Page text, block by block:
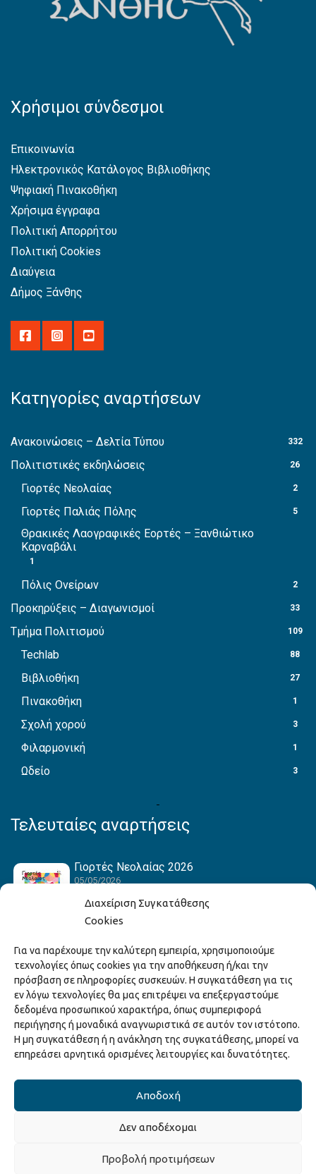
Διαχείριση Συγκατάθεσης
Cookies
Για να παρέχουμε την καλύτερη εμπειρία, χρησιμοποιούμε
τεχνολογίες όπως cookies για την αποθήκευση ή/και την
πρόσβαση σε πληροφορίες συσκευών. Η συγκατάθεση για τις
εν λόγω τεχνολογίες θα μας επιτρέψει να επεξεργαστούμε
δεδομένα προσωπικού χαρακτήρα, όπως συμπεριφορά
περιήγησης ή μοναδικά αναγνωριστικά σε αυτόν τον ιστότοπο.
Η μη συγκατάθεση ή η ανάκληση της συγκατάθεσης, μπορεί να
επηρεάσει αρνητικά ορισμένες λειτουργίες και δυνατότητες.
Αποδοχή
Δεν αποδέχομαι
Προβολή προτιμήσεων
Χρήσιμοι σύνδεσμοι
Επικοινωνία
Ηλεκτρονικός Κατάλογος Βιβλιοθήκης
Ψηφιακή Πινακοθήκη
Χρήσιμα έγγραφα
Πολιτική Απορρήτου
Πολιτική Cookies
Διαύγεια
Δήμος Ξάνθης
Κατηγορίες αναρτήσεων
Ανακοινώσεις – Δελτία Τύπου 332
Πολιτιστικές εκδηλώσεις 26
Γιορτές Νεολαίας 2
Γιορτές Παλιάς Πόλης 5
Θρακικές Λαογραφικές Εορτές – Ξανθιώτικο
Καρναβάλι
1
Πόλις Ονείρων 2
Προκηρύξεις – Διαγωνισμοί 33
Τμήμα Πολιτισμού 109
Techlab 88
Βιβλιοθήκη 27
Πινακοθήκη 1
Σχολή χορού 3
Φιλαρμονική 1
Ωδείο 3
Τελευταίες αναρτήσεις
Γιορτές Νεολαίας 2026
05/05/2026
Hack the Match: Γνωρίζοντας τα Αμερικανικά
Αθλήματα! Δημιουργώντας το Δικό σου
Game Story!
22/04/2026
Ξάνθη – Πόλις Ονείρων Μουσικών Σχολείων
2026
15/04/2026
Copyright © 2025 Διεύθυνση Πολιτισμού Δήμου Ξάνθης. All Rights